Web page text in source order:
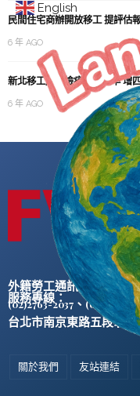
English
民間住宅商辦開放移工 提評估
6 年 AGO
新北移工居家檢疫設施標準 增
6 年 AGO
外籍勞工通訊社版權所
服務專線：
(02)2763-2037 、(02)2765-
台北市南京東路五段47號
關於我們 友站連結